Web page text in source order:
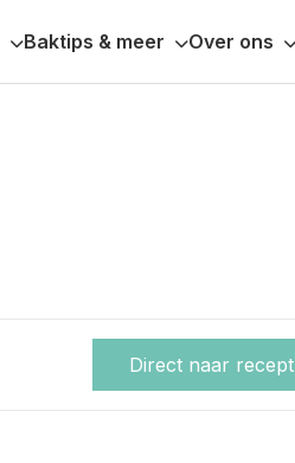
Baktips & meer Over ons
Direct naar recept